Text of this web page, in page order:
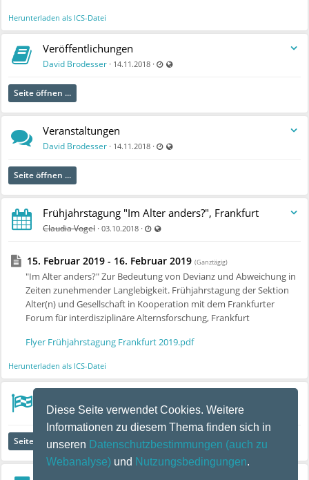
Diese Seite verwendet Cookies. Weitere
Informationen zu diesem Thema finden sich in
unseren Datenschutzbestimmungen (auch zu
Webanalyse) und Nutzungsbedingungen.
Herunterladen als ICS-Datei
Veröffentlichungen
David Brodesser · 14.11.2018 · Zuletzt aktualisiert 03.12.2018 - 15:27
Seite öffnen ...
Veranstaltungen
David Brodesser · 14.11.2018 · Zuletzt aktualisiert 03.12.2018 - 15:11
Seite öffnen ...
Frühjahrstagung "Im Alter anders?", Frankfurt
Claudia Vogel · 03.10.2018 · Zuletzt aktualisiert 15.12.2022 - 08:55
15. Februar 2019 - 16. Februar 2019(Ganztägig)
"Im Alter anders?" Zur Bedeutung von Devianz und Abweichung in
Zeiten zunehmender Langlebigkeit. Frühjahrstagung der Sektion
Alter(n) und Gesellschaft in Kooperation mit dem Frankfurter
Forum für interdisziplinäre Alternsforschung, Frankfurt
Flyer Frühjahrstagung Frankfurt 2019.pdf
Herunterladen als ICS-Datei
David Brodesser·17.04.2018 · Zuletzt aktualisiert 27.08.2019 - 10:23
Auch für nicht registrierte Benutzer
Seite öffnen ...